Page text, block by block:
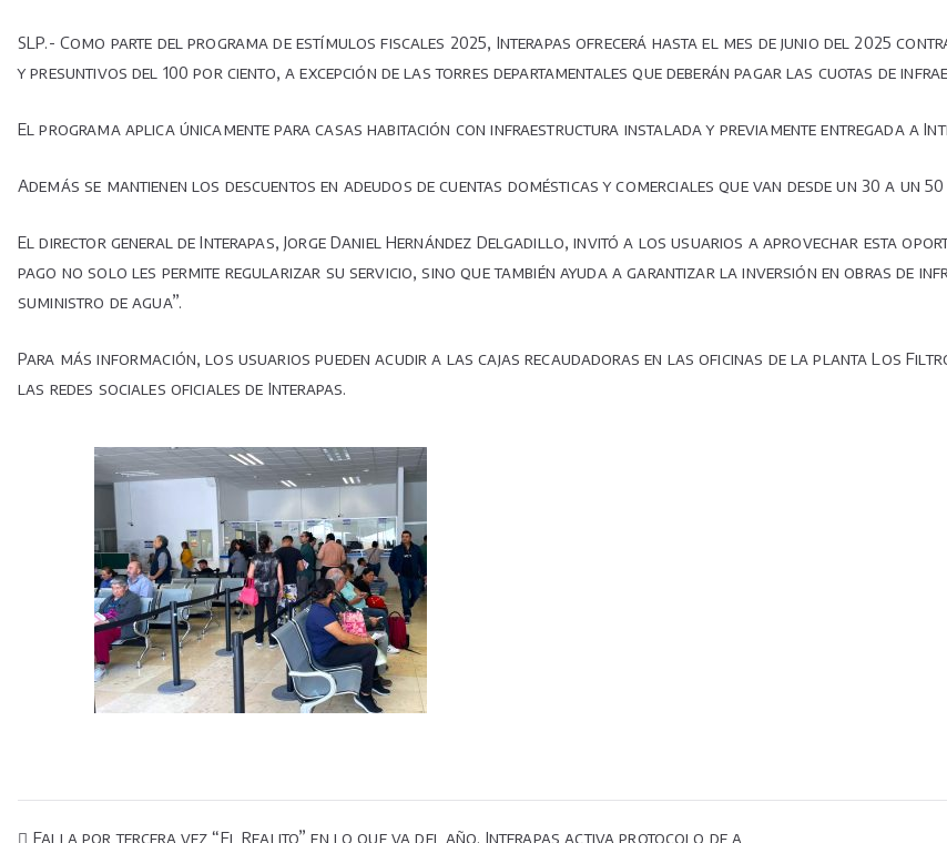
junio
Interapas
facilidades
contratación
cuentas
domésticas.
SLP.- Como parte del programa de estímulos fiscales 2025, Interapas ofrecerá hasta el mes de junio del 2025
y presuntivos del 100 por ciento, a excepción de las torres departamentales que deberán pagar las cuotas de
El programa aplica únicamente para casas habitación con infraestructura instalada y previamente entregada a
Además se mantienen los descuentos en adeudos de cuentas domésticas y comerciales que van desde un 30 a un
El director general de Interapas, Jorge Daniel Hernández Delgadillo, invitó a los usuarios a aprovechar esta
pago no solo les permite regularizar su servicio, sino que también ayuda a garantizar la inversión en obras de
suministro de agua”.
Para más información, los usuarios pueden acudir a las cajas recaudadoras en las oficinas de la planta Los
las redes sociales oficiales de Interapas.
Falla por tercera vez “El Realito” en lo que va del año. Interapas activa protocolo de a